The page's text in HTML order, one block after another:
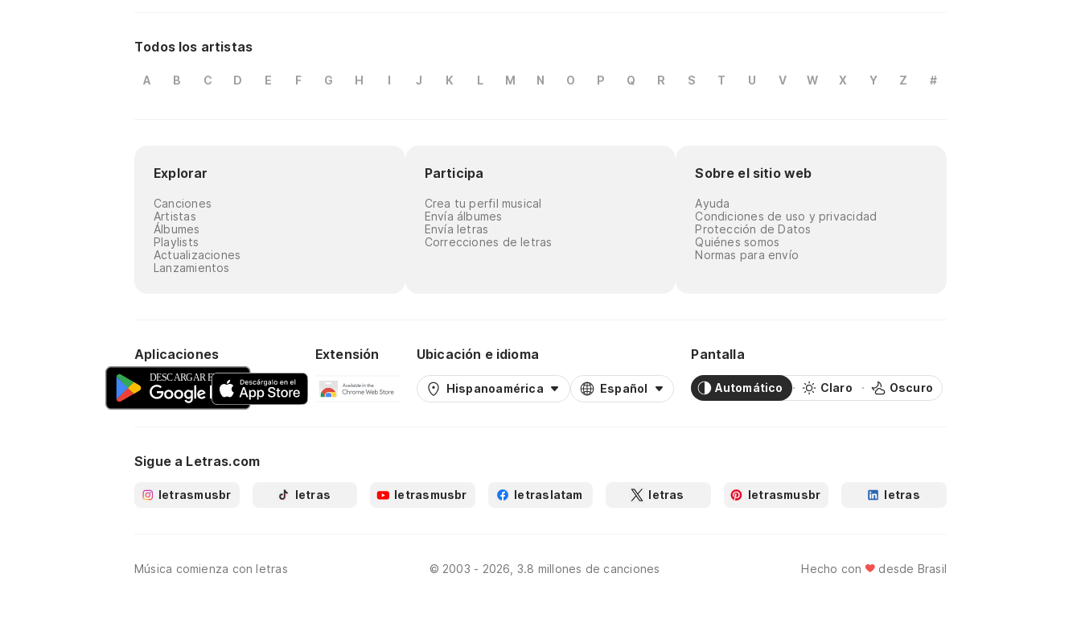
Todos los artistas
A B C D E F G H I J K L M N O P Q R S T U V W X Y Z #
Explorar
Canciones
Artistas
Álbumes
Playlists
Actualizaciones
Lanzamientos
Participa
Crea tu perfil musical
Envía álbumes
Envía letras
Correcciones de letras
Sobre el sitio web
Ayuda
Condiciones de uso y privacidad
Protección de Datos
Quiénes somos
Normas para envío
Aplicaciones Extensión Ubicación e idioma
Hispanoamérica Español
Pantalla
Automático Claro Oscuro
Sigue a Letras.com
letrasmusbr letras letrasmusbr letraslatam letras letrasmusbr letras
Música comienza con letras © 2003 - 2026, 3.8 millones de canciones Hecho con desde Brasil